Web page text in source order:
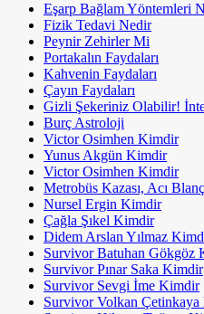
Eşarp Bağlam Yöntemleri
Fizik Tedavi Nedir
Peynir Zehirler Mi
Portakalın Faydaları
Kahvenin Faydaları
Çayın Faydaları
Gizli Şekeriniz Olabilir!
Burç Astroloji
Victor Osimhen Kimdir
Yunus Akgün Kimdir
Victor Osimhen Kimdir
Metrobüs Kazası, Acı
Nursel Ergin Kimdir
Çağla Şıkel Kimdir
Didem Arslan Yılmaz
Survivor Batuhan Gökgöz
Survivor Pınar Saka Kimdir
Survivor Sevgi İme Kimdir
Survivor Volkan